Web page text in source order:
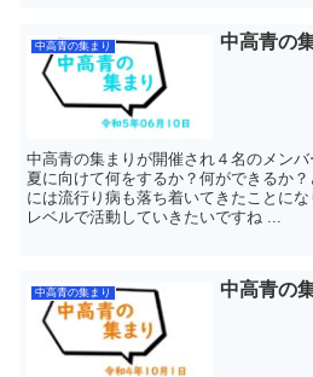
中高青の集まり 中高青の
中高青の集まりが開催され４名のメン
夏に向けて何をするか？何ができるか
には流行り病も落ち着いてきたことに
レベルで活動していきたいですね ...
中高青の集まり 中高青の